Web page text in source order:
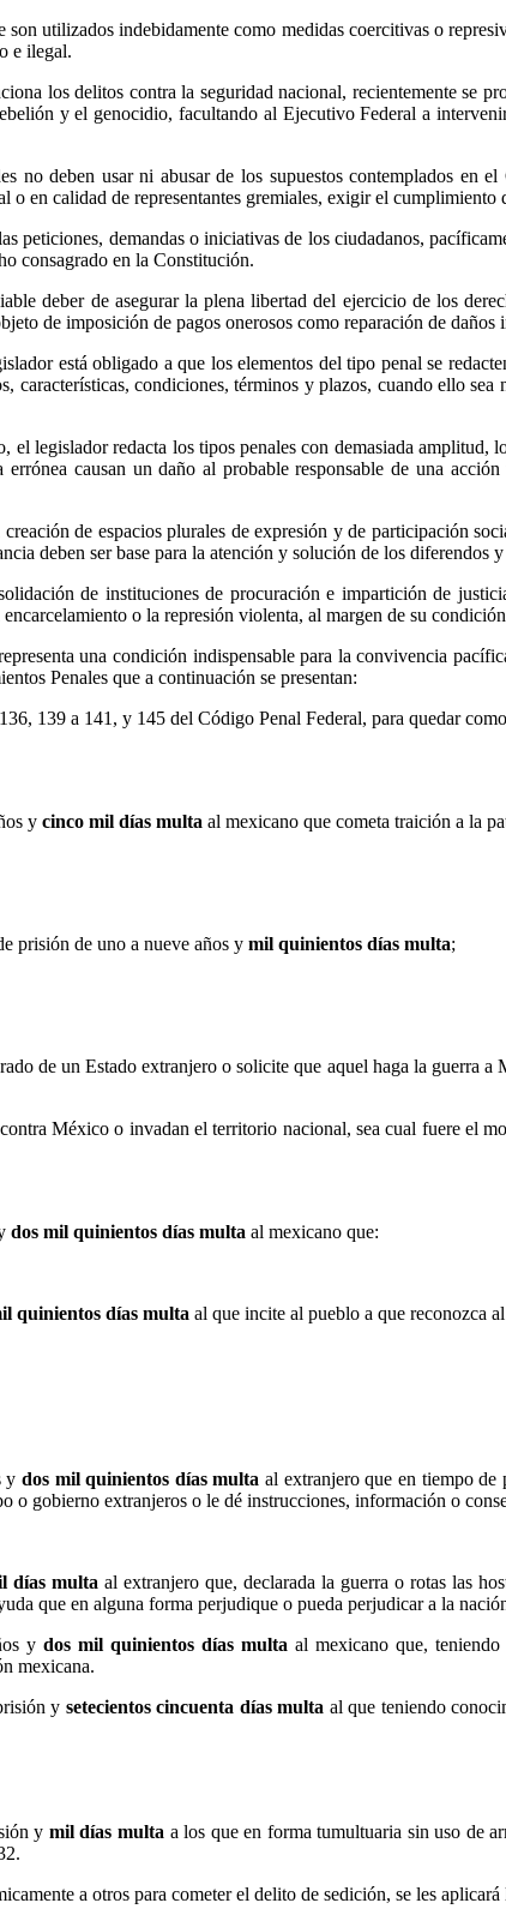
utilizados indebidamente como medidas coercitivas o
e ilegal.
los delitos contra la seguridad nacional, recientemente se
y el genocidio, facultando al Ejecutivo Federal a
no deben usar ni abusar de los supuestos contemplados
en calidad de representantes gremiales, exigir el cumplimiento
peticiones, demandas o iniciativas de los ciudadanos,
consagrado en la Constitución.
deber de asegurar la plena libertad del ejercicio de los
de imposición de pagos onerosos como reparación de daños
está obligado a que los elementos del tipo penal se
características, condiciones, términos y plazos, cuando ello
el legislador redacta los tipos penales con demasiada
causan un daño al probable responsable de una
de espacios plurales de expresión y de participación
deben ser base para la atención y solución de los diferendos
de instituciones de procuración e impartición de
o la represión violenta, al margen de su
una condición indispensable para la convivencia
Penales que a continuación se presentan:
139 a 141, y 145 del Código Penal Federal, para quedar
y cinco mil días multa al mexicano que cometa traición a la
prisión de uno a nueve años y mil quinientos días multa;
de un Estado extranjero o solicite que aquel haga la guerra
México o invadan el territorio nacional, sea cual fuere el
dos mil quinientos días multa al mexicano que:
quinientos días multa al que incite al pueblo a que reconozca
y dos mil quinientos días multa al extranjero que en tiempo
o gobierno extranjeros o le dé instrucciones, información o
días multa al extranjero que, declarada la guerra o rotas las
que en alguna forma perjudique o pueda perjudicar a la
ydos mil quinientos días multa al mexicano que,
mexicana.
y setecientos cincuenta días multa al que teniendo
y mil días multa a los que en forma tumultuaria sin uso de
a otros para cometer el delito de sedición, se les